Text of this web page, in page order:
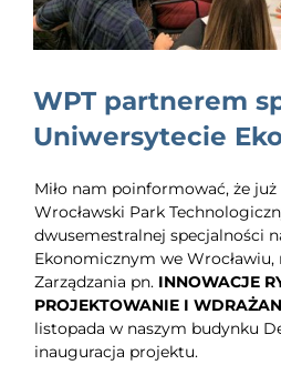
EDUKACJA
BLOG
WPT partnerem
Uniwersytecie
Miło nam poinformować, że
Wrocławski Park
dwusemestralnej specjalności
Ekonomicznym we Wrocławiu,
Zarządzania pn. INNOWACJE
PROJEKTOWANIE I
listopada w naszym budynku
inauguracja projektu.